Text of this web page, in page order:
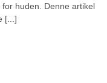
huden. Denne artikel
[...]